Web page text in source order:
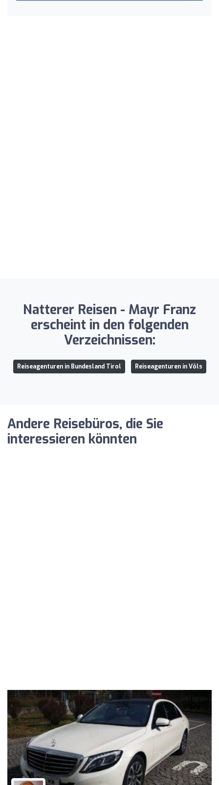
Natterer Reisen - Mayr Franz
erscheint in den folgenden
Verzeichnissen:
Reiseagenturen in Bundesland Tirol Reiseagenturen in Völs
Andere Reisebüros, die Sie
interessieren könnten